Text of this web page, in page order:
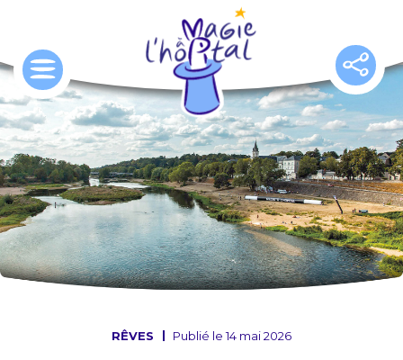
contenu
principal
RÊVES Publié le 14 mai 2026